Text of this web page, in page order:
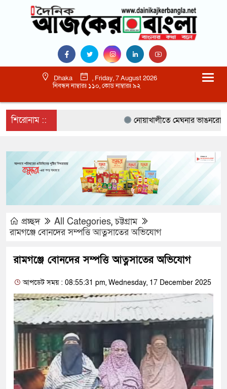
Dhaka
, Friday, 7 August 2026
নিবন্ধন নাম্বারঃ ১১০, কোড নাম্বারঃ ৯২
শিরোনাম :: নোয়াখালীতে মেঘনার ভাঙনরোধে
প্রচ্ছদ All Categories,চট্টগ্রাম
রামগঞ্জে বোনদের সম্পত্তি আত্নসাতের অভিযোগ
রামগঞ্জে বোনদের সম্পত্তি আত্নসাতের অভিযোগ
আপডেট সময় : 08:55:31 pm, Wednesday, 17 December 2025